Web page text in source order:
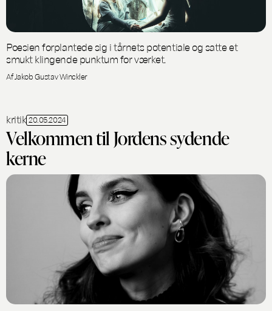
Poesien forplantede sig i tårnets potentiale og satte et
smukt klingende punktum for værket.
Af Jakob Gustav Winckler
kritik 20.05.2024
Velkommen til Jordens sydende
kerne